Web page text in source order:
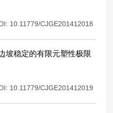
10.11779/CJGE201412018
坡稳定的有限元塑性极限
10.11779/CJGE201412019